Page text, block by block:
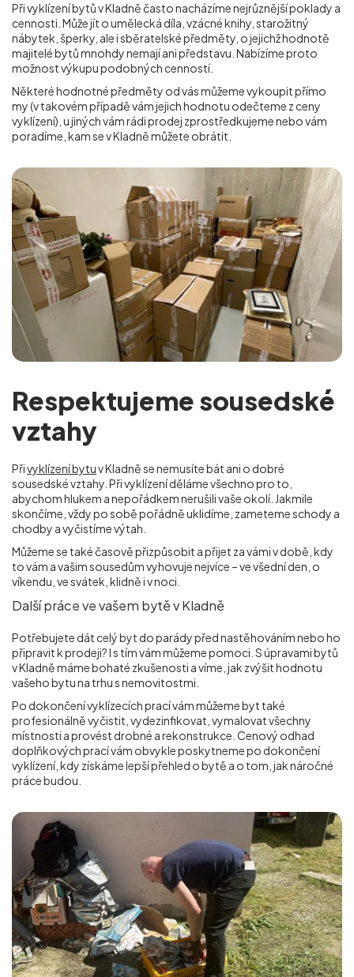
Při vyklízení bytů v Kladně často nacházíme nejrůznější poklady a
cennosti. Může jít o umělecká díla, vzácné knihy, starožitný
nábytek, šperky, ale i sběratelské předměty, o jejichž hodnotě
majitelé bytů mnohdy nemají ani představu. Nabízíme proto
možnost výkupu podobných cenností.
Některé hodnotné předměty od vás můžeme vykoupit přímo
my (v takovém případě vám jejich hodnotu odečteme z ceny
vyklízení), u jiných vám rádi prodej zprostředkujeme nebo vám
poradíme, kam sev Kladněmůžete obrátit.
Respektujeme sousedské
vztahy
Přivyklízení bytuv Kladně se nemusíte bát ani o dobré
sousedské vztahy. Při vyklízení děláme všechno pro to,
abychom hlukem a nepořádkem nerušili vaše okolí. Jakmile
skončíme, vždy po sobě pořádně uklidíme, zameteme schody a
chodby a vyčistíme výtah.
Můžeme se také časově přizpůsobit a přijet za vámi v době, kdy
to vám a vašim sousedům vyhovuje nejvíce – ve všední den, o
víkendu, ve svátek, klidně i v noci.
Další práce ve vašem bytě v Kladně
Potřebujete dát celý byt do parády před nastěhováním nebo ho
připravit k prodeji? I s tím vám můžeme pomoci. S úpravami bytů
v Kladně máme bohaté zkušenosti a víme, jak zvýšit hodnotu
vašeho bytu na trhu s nemovitostmi.
Po dokončení vyklízecích prací vám můžeme byt také
profesionálně vyčistit, vydezinfikovat, vymalovat všechny
místnosti a provést drobné a rekonstrukce. Cenový odhad
doplňkových prací vám obvykle poskytneme po dokončení
vyklízení, kdy získáme lepší přehled o bytě a o tom, jak náročné
práce budou.